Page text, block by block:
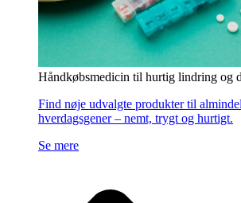
Håndkøbsmedicin til hurtig lindring og
Find nøje udvalgte produkter til
hverdagsgener – nemt, trygt og hurtigt.
Se mere